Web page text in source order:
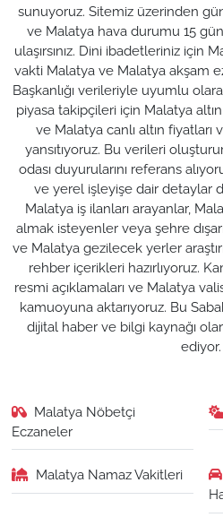
sunuyoruz. Sitemiz üzerinden
ve Malatya hava durumu 15
ulaşırsınız. Dini ibadetleriniz için
vakti Malatya ve Malatya akşam
Başkanlığı verileriyle uyumlu
piyasa takipçileri için Malatya
ve Malatya canlı altın fiyatları
yansıtıyoruz. Bu verileri
odası duyurularını referans
ve yerel işleyişe dair detaylar
Malatya iş ilanları arayanlar,
almak isteyenler veya şehre
ve Malatya gezilecek yerler
rehber içerikleri hazırlıyoruz.
resmi açıklamaları ve Malatya
kamuoyuna aktarıyoruz. Bu
dijital haber ve bilgi kaynağı
ediyor.
Malatya Nöbetçi
Eczaneler
Malatya Namaz Vakitleri